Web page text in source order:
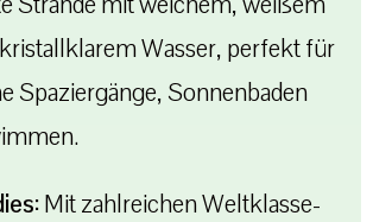
Wasser, perfekt für
Spaziergänge, Sonnenbaden
Mit zahlreichen Weltklasse-